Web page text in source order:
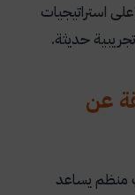
استراتيجيات
حديثة.
عن
منظم يساعد